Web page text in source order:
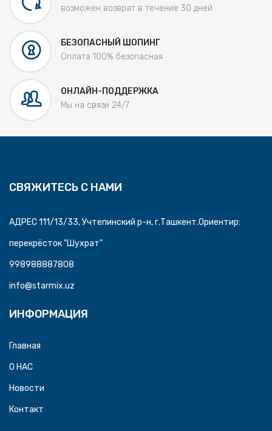
возможен возврат в течение 30 дней
БЕЗОПАСНЫЙ ШОПИНГ
Оплата 100% безопасная
ОНЛАЙН-ПОДДЕРЖКА
Мы на связи 24/7
СВЯЖИТЕСЬ С НАМИ
АДРЕС 111/13/33, Учтепинский р-н, г.Ташкент.Ориентир:
перекрёсток "Шухрат"
998988887808
info@starmix.uz
ИНФОРМАЦИЯ
Главная
O HAC
Новости
Контакт